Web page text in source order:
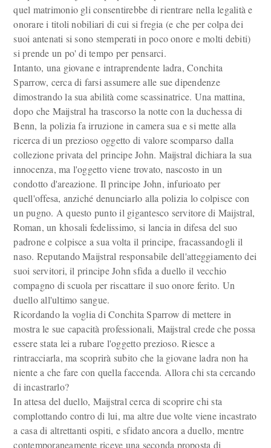
quel matrimonio gli consentirebbe di rientrare nella legalità e
onorare i titoli nobiliari di cui si fregia (e che per colpa dei
suoi antenati si sono stemperati in poco onore e molti debiti)
si prende un po' di tempo per pensarci.
Intanto, una giovane e intraprendente ladra, Conchita
Sparrow, cerca di farsi assumere alle sue dipendenze
dimostrando la sua abilità come scassinatrice. Una mattina,
dopo che Maijstral ha trascorso la notte con la duchessa di
Benn, la polizia fa irruzione in camera sua e si mette alla
ricerca di un prezioso oggetto di valore scomparso dalla
collezione privata del principe John. Maijstral dichiara la sua
innocenza, ma l'oggetto viene trovato, nascosto in un
condotto d'areazione. Il principe John, infurioato per
quell'offesa, anziché denunciarlo alla polizia lo colpisce con
un pugno. A questo punto il gigantesco servitore di Maijstral,
Roman, un khosali fedelissimo, si lancia in difesa del suo
padrone e colpisce a sua volta il principe, fracassandogli il
naso. Reputando Maijstral responsabile dell'atteggiamento dei
suoi servitori, il principe John sfida a duello il vecchio
compagno di scuola per riscattare il suo onore ferito. Un
duello all'ultimo sangue.
Ricordando la voglia di Conchita Sparrow di mettere in
mostra le sue capacità professionali, Maijstral crede che possa
essere stata lei a rubare l'oggetto prezioso. Riesce a
rintracciarla, ma scoprirà subito che la giovane ladra non ha
niente a che fare con quella faccenda. Allora chi sta cercando
di incastrarlo?
In attesa del duello, Maijstral cerca di scoprire chi sta
complottando contro di lui, ma altre due volte viene incastrato
a casa di altrettanti ospiti, e sfidato ancora a duello, mentre
contemporaneamente riceve una seconda proposta di